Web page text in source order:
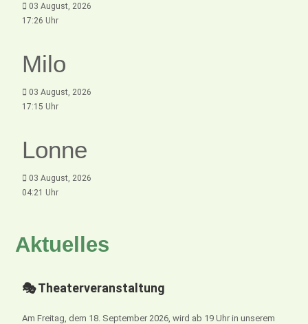
03 August, 2026
17:26 Uhr
Milo
03 August, 2026
17:15 Uhr
Lonne
03 August, 2026
04:21 Uhr
Aktuelles
🎭 Theaterveranstaltung
Am Freitag, dem 18. September 2026, wird ab 19 Uhr in unserem